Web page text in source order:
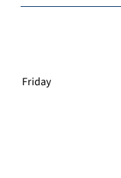
Friday